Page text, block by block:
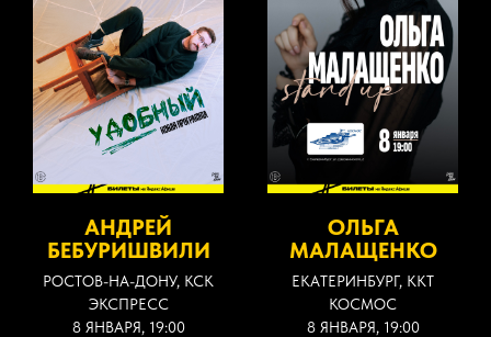
АНДРЕЙ
БЕБУРИШВИЛИ
РОСТОВ-НА-ДОНУ, КСК
ЭКСПРЕСС
8 ЯНВАРЯ, 19:00
ОЛЬГА
МАЛАЩЕНКО
ЕКАТЕРИНБУРГ, ККТ
КОСМОС
8 ЯНВАРЯ, 19:00